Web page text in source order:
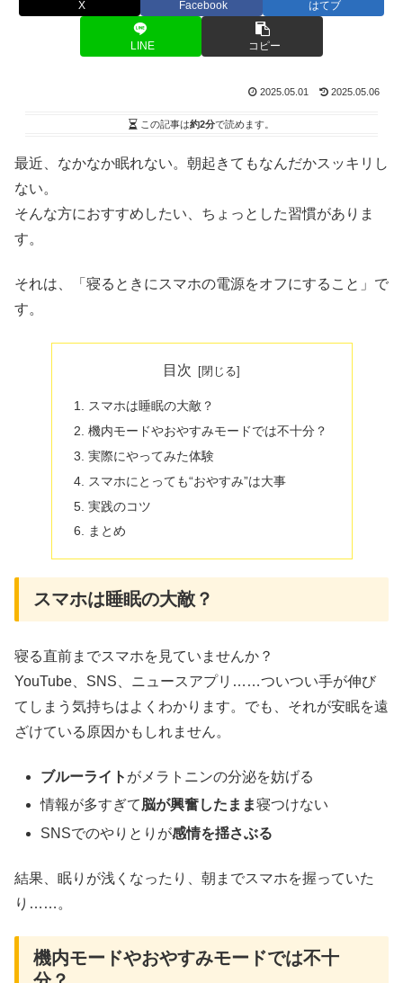
X Facebook はてブ
LINE コピー
2025.05.01 2025.05.06
この記事は約2分で読めます。
最近、なかなか眠れない。朝起きてもなんだかスッキリし
ない。
そんな方におすすめしたい、ちょっとした習慣がありま
す。
それは、「寝るときにスマホの電源をオフにすること」で
す。
目次
スマホは睡眠の大敵？
機内モードやおやすみモードでは不十分？
実際にやってみた体験
スマホにとっても“おやすみ”は大事
実践のコツ
まとめ
スマホは睡眠の大敵？
寝る直前までスマホを見ていませんか？
YouTube、SNS、ニュースアプリ……ついつい手が伸び
てしまう気持ちはよくわかります。でも、それが安眠を遠
ざけている原因かもしれません。
ブルーライト がメラトニンの分泌を妨げる
情報が多すぎて脳が興奮したまま寝つけない
SNSでのやりとりが感情を揺さぶる
結果、眠りが浅くなったり、朝までスマホを握っていた
り……。
機内モードやおやすみモードでは不十